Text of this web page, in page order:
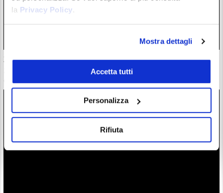
la Privacy Policy.
Mostra dettagli
Accetta tutti
Personalizza
Rifiuta
30 milioni in crypto rubate con attacchi violenti. Francia
guida classifica della vergogna
06/08/26 18:17